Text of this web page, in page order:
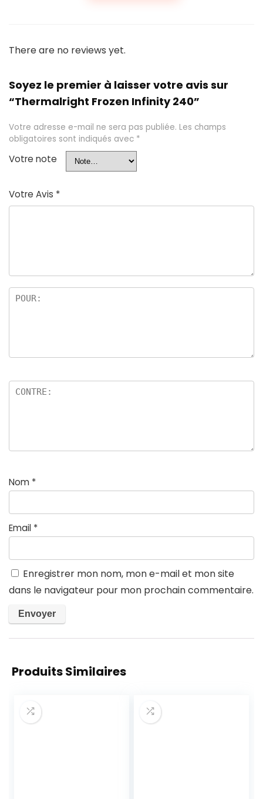
There are no reviews yet.
Soyez le premier à laisser votre avis sur
“Thermalright Frozen Infinity 240”
Votre adresse e-mail ne sera pas publiée. Les champs
obligatoires sont indiqués avec *
Votre note
Votre Avis *
Nom *
Email *
Enregistrer mon nom, mon e-mail et mon site
dans le navigateur pour mon prochain commentaire.
Produits Similaires